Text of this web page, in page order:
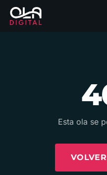
Esta ola se